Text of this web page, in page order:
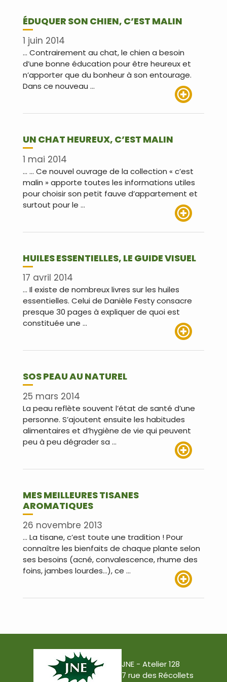
ÉDUQUER SON CHIEN, C’EST MALIN
1 juin 2014
… Contrairement au chat, le chien a besoin
d’une bonne éducation pour être heureux et
n’apporter que du bonheur à son entourage.
Dans ce nouveau …
UN CHAT HEUREUX, C’EST MALIN
1 mai 2014
… … Ce nouvel ouvrage de la collection « c’est
malin » apporte toutes les informations utiles
pour choisir son petit fauve d’appartement et
surtout pour le …
HUILES ESSENTIELLES, LE GUIDE VISUEL
17 avril 2014
… Il existe de nombreux livres sur les huiles
essentielles. Celui de Danièle Festy consacre
presque 30 pages à expliquer de quoi est
constituée une …
SOS PEAU AU NATUREL
25 mars 2014
La peau reflète souvent l’état de santé d’une
personne. S’ajoutent ensuite les habitudes
alimentaires et d’hygiène de vie qui peuvent
peu à peu dégrader sa …
MES MEILLEURES TISANES
AROMATIQUES
26 novembre 2013
… La tisane, c’est toute une tradition ! Pour
connaître les bienfaits de chaque plante selon
ses besoins (acné, convalescence, rhume des
foins, jambes lourdes…), ce …
JNE - Atelier 128
7 rue des Récollets